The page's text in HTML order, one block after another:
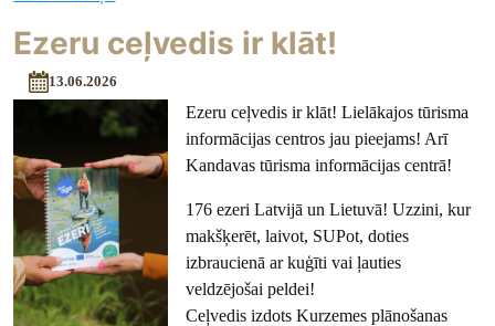
Ezeru ceļvedis ir klāt!
13.06.2026
Ezeru ceļvedis ir klāt! Lielākajos tūrisma
informācijas centros jau pieejams! Arī
Kandavas tūrisma informācijas centrā!
176 ezeri Latvijā un Lietuvā! Uzzini, kur
makšķerēt, laivot, SUPot, doties
izbraucienā ar kuģīti vai ļauties
veldzējošai peldei!
Ceļvedis izdots Kurzemes plānošanas